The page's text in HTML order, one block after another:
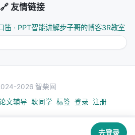
据。他们可能有不同的方法、
一个独立的分析师，他不参与
研究员的数据，比较不同方法
最初做实验的研究员们一起来
大家都认可的经验才被写入团
🔗 友情链接
笛 · PPT智能讲解步子哥的博客3R教室
2026 智柴网
文辅导 耿同学 标签 登录 注册
去登录